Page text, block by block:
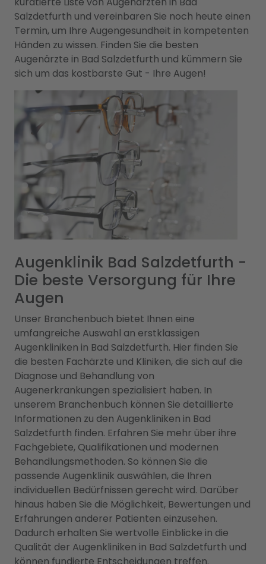
Salzdetfurth und vereinbaren Sie noch heute einen
Termin, um Ihre Augengesundheit in kompetenten
Händen zu wissen. Finden Sie die besten
Augenärzte in Bad Salzdetfurth und kümmern Sie
sich um das kostbarste Gut - Ihre Augen!
Augenklinik Bad Salzdetfurth -
Die beste Versorgung für Ihre
Augen
Unser Branchenbuch bietet Ihnen eine
umfangreiche Auswahl an erstklassigen
Augenkliniken in Bad Salzdetfurth. Hier finden Sie
die besten Fachärzte und Kliniken, die sich auf die
Diagnose und Behandlung von
Augenerkrankungen spezialisiert haben. In
unserem Branchenbuch können Sie detaillierte
Informationen zu den Augenkliniken in Bad
Salzdetfurth finden. Erfahren Sie mehr über ihre
Fachgebiete, Qualifikationen und modernen
Behandlungsmethoden. So können Sie die
passende Augenklinik auswählen, die Ihren
individuellen Bedürfnissen gerecht wird. Darüber
hinaus haben Sie die Möglichkeit, Bewertungen und
Erfahrungen anderer Patienten einzusehen.
Dadurch erhalten Sie wertvolle Einblicke in die
Qualität der Augenkliniken in Bad Salzdetfurth und
können fundierte Entscheidungen treffen.